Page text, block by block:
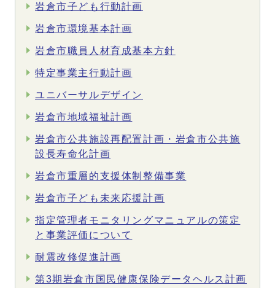
岩倉市子ども行動計画
岩倉市環境基本計画
岩倉市職員人材育成基本方針
特定事業主行動計画
ユニバーサルデザイン
岩倉市地域福祉計画
岩倉市公共施設再配置計画・岩倉市公共施
設長寿命化計画
岩倉市重層的支援体制整備事業
岩倉市子ども未来応援計画
指定管理者モニタリングマニュアルの策定
と事業評価について
耐震改修促進計画
第3期岩倉市国民健康保険データヘルス計画